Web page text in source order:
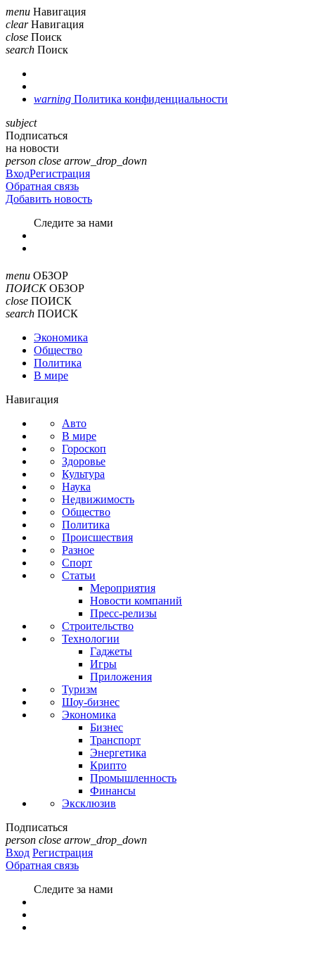
menu Навигация
clear Навигация
close Поиск
search Поиск
warning Политика конфиденциальности
subject
Подписаться
на новости
person close arrow_drop_down
ВходРегистрация
Обратная связь
Добавить новость
Cледите за нами
menu ОБЗОР
ПОИСК ОБЗОР
close ПОИСК
search ПОИСК
Экономика
Общество
Политика
В мире
Навигация
Авто
В мире
Гороскоп
Здоровье
Культура
Наука
Недвижимость
Общество
Политика
Происшествия
Разное
Спорт
Статьи
Мероприятия
Новости компаний
Пресс-релизы
Строительство
Технологии
Гаджеты
Игры
Приложения
Туризм
Шоу-бизнес
Экономика
Бизнес
Транспорт
Энергетика
Крипто
Промышленность
Финансы
Эксклюзив
Подписаться
person close arrow_drop_down
Вход Регистрация
Обратная связь
Следите за нами